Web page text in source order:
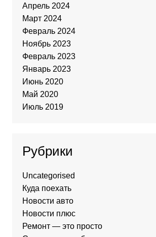
Апрель 2024
Март 2024
Февраль 2024
Ноябрь 2023
Февраль 2023
Январь 2023
Июнь 2020
Май 2020
Июль 2019
Рубрики
Uncategorised
Куда поехать
Новости авто
Новости плюс
Ремонт — это просто